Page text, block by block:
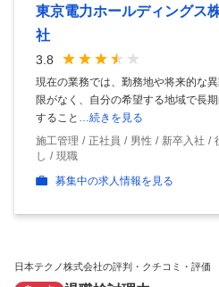
東京電力ホールディングス
社
3.8
現在の業務では、勤務地や将来的な異
限がなく、自分の希望する地域で長
すること …続きを見る
施工管理
正社員 男性 新卒入社
し
現職
募集中の求人情報を見る
日本テクノ株式会社の評判・クチコミ・評価